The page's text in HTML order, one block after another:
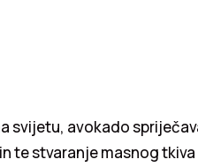
svijetu, avokado
te stvaranje masnog tkiva